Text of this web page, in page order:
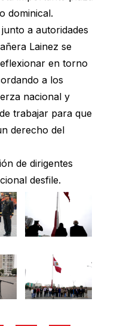
dominical.
a autoridades
Lainez se
en torno
a los
nacional y
trabajar para que
derecho del
de dirigentes
desfile.